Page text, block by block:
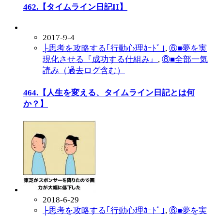
462.【タイムライン日記II】
2017-9-4
├思考を攻略する｢行動心理ｶｰﾄﾞ｣ , ⑥■夢を実
現化させる『成功する仕組み』 , ⑧■全部一気
読み（過去ログ含む）
464.【人生を変える、タイムライン日記とは何
か？】
2018-6-29
├思考を攻略する｢行動心理ｶｰﾄﾞ｣ , ⑥■夢を実